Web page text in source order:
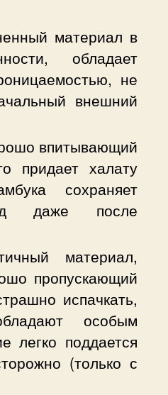
материал в
обладает
не
внешний
впитывающий
придает халату
сохраняет
даже после
материал,
пропускающий
испачкать,
особым
легко поддается
(только с